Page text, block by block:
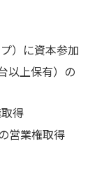
）に資本参加
以上保有）の
得
営業権取得